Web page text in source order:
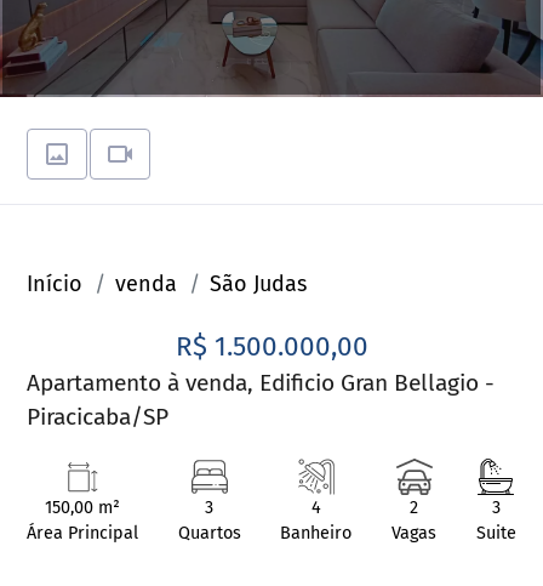
Início venda São Judas
R$ 1.500.000,00
Apartamento à venda, Edificio Gran Bellagio -
Piracicaba/SP
150,00 m²
Área Principal
3
Quartos
4
Banheiro
2
Vagas
3
Suite